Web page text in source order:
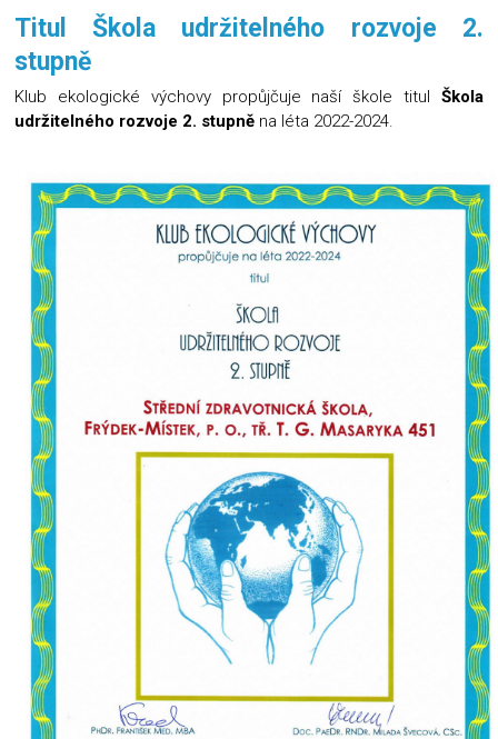
Titul Škola udržitelného rozvoje 2.
stupně
Klub ekologické výchovy propůjčuje naší škole titul Škola
udržitelného rozvoje 2. stupně na léta 2022-2024.